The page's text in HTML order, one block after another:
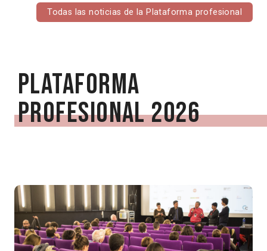
Todas las noticias de la Plataforma profesional
Plataforma
profesional 2026